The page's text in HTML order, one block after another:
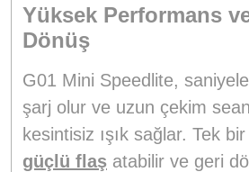
Yüksek Performans ve
Dönüş
G01 Mini Speedlite,
şarj olur ve uzun çekim
kesintisiz ışık sağlar. Tek
güçlü flaş atabilir ve geri